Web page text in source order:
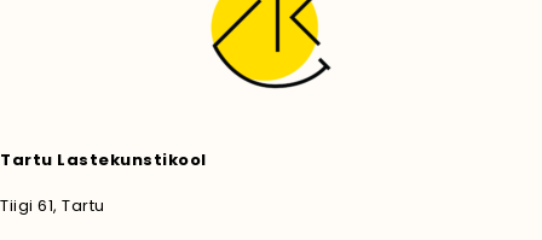
Tartu Lastekunstikool
Tiigi 61, Tartu